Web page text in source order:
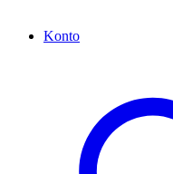
Konto